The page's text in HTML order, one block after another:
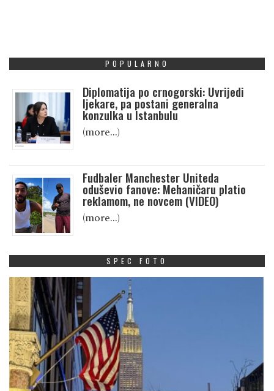
POPULARNO
Diplomatija po crnogorski: Uvrijedi
ljekare, pa postani generalna
konzulka u Istanbulu
(more…)
Fudbaler Manchester Uniteda
oduševio fanove: Mehaničaru platio
reklamom, ne novcem (VIDEO)
(more…)
SPEC FOTO